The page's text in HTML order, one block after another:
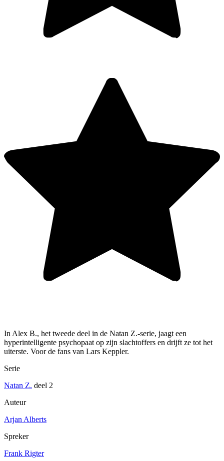
In Alex B., het tweede deel in de Natan Z.-serie, jaagt een
hyperintelligente psychopaat op zijn slachtoffers en drijft ze tot het
uiterste. Voor de fans van Lars Keppler.
Serie
Natan Z. deel 2
Auteur
Arjan Alberts
Spreker
Frank Rigter